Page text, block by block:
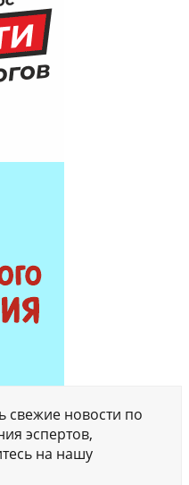
свежие новости по
эспертов,
на нашу